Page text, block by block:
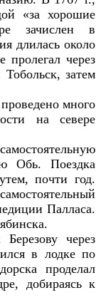
«за хорошие
зачислен в
длилась около
через
затем
много
на севере
Обь. Поездка
почти год.
Палласа.
через
в лодке по
проделал
добираясь к